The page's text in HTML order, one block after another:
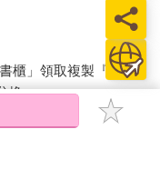
櫃」領取複製『兌換
換。
書僅能以金石堂專屬